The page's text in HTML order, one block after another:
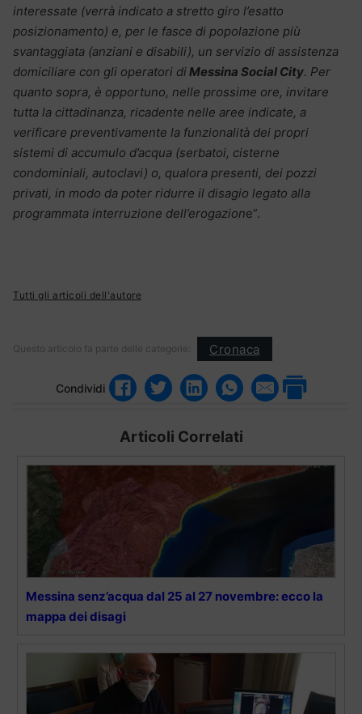
interessate (verrà indicato a stretto giro l’esatto
posizionamento) e, per le fasce di popolazione più
svantaggiata (anziani e disabili), un servizio di assistenza
domiciliare con gli operatori diMessina Social City. Per
quanto sopra, è opportuno, nelle prossime ore, invitare
tutta la cittadinanza, ricadente nelle aree indicate, a
verificare preventivamente la funzionalità dei propri
sistemi di accumulo d’acqua (serbatoi, cisterne
condominiali, autoclavi) o, qualora presenti, dei pozzi
privati, in modo da poter ridurre il disagio legato alla
programmata interruzione dell’erogazione”.
Tutti gli articoli dell'autore
Questo articolo fa parte delle categorie: Cronaca
Condividi
Articoli Correlati
Messina senz’acqua dal 25 al 27 novembre: ecco la
mappa dei disagi